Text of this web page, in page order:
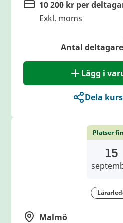
10 200 kr per
Exkl. moms
Antal deltagare
Lägg i
Dela
Platser
15
Malmö